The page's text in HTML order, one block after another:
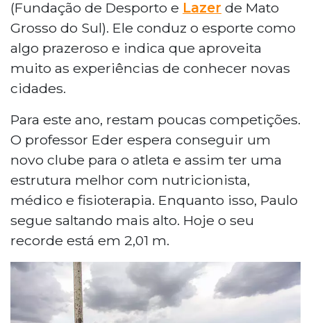
(Fundação de Desporto e Lazer de Mato
Grosso do Sul). Ele conduz o esporte como
algo prazeroso e indica que aproveita
muito as experiências de conhecer novas
cidades.
Para este ano, restam poucas competições.
O professor Eder espera conseguir um
novo clube para o atleta e assim ter uma
estrutura melhor com nutricionista,
médico e fisioterapia. Enquanto isso, Paulo
segue saltando mais alto. Hoje o seu
recorde está em 2,01 m.